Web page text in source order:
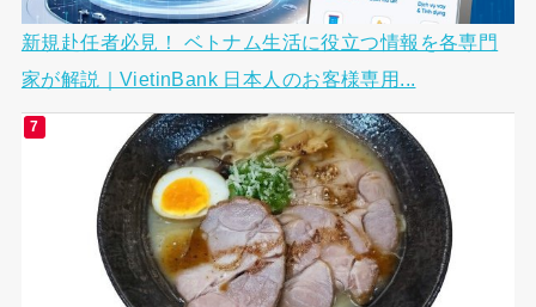
新規赴任者必見！ ベトナム生活に役立つ情報を各専門
家が解説｜VietinBank 日本人のお客様専用...